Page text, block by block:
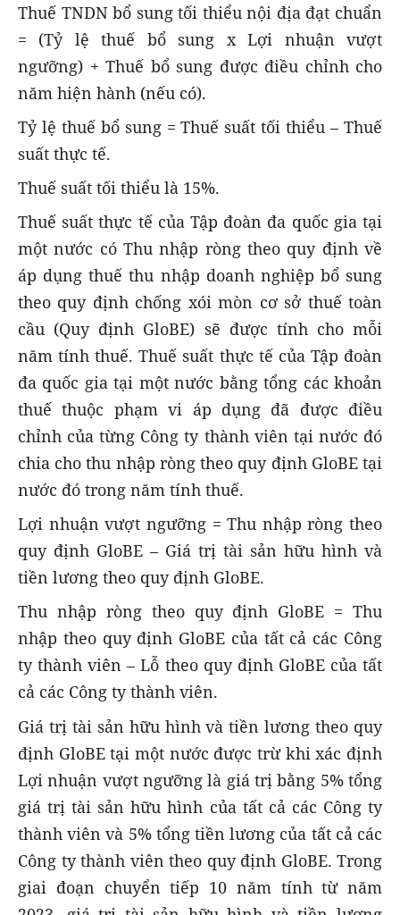
Thuế TNDN bổ sung tối thiểu nội địa đạt chuẩn
= (Tỷ lệ thuế bổ sung x Lợi nhuận vượt
ngưỡng) + Thuế bổ sung được điều chỉnh cho
năm hiện hành (nếu có).
Tỷ lệ thuế bổ sung = Thuế suất tối thiểu – Thuế
suất thực tế.
Thuế suất tối thiểu là 15%.
Thuế suất thực tế của Tập đoàn đa quốc gia tại
một nước có Thu nhập ròng theo quy định về
áp dụng thuế thu nhập doanh nghiệp bổ sung
theo quy định chống xói mòn cơ sở thuế toàn
cầu (Quy định GloBE) sẽ được tính cho mỗi
năm tính thuế. Thuế suất thực tế của Tập đoàn
đa quốc gia tại một nước bằng tổng các khoản
thuế thuộc phạm vi áp dụng đã được điều
chỉnh của từng Công ty thành viên tại nước đó
chia cho thu nhập ròng theo quy định GloBE tại
nước đó trong năm tính thuế.
Lợi nhuận vượt ngưỡng = Thu nhập ròng theo
quy định GloBE – Giá trị tài sản hữu hình và
tiền lương theo quy định GloBE.
Thu nhập ròng theo quy định GloBE = Thu
nhập theo quy định GloBE của tất cả các Công
ty thành viên – Lỗ theo quy định GloBE của tất
cả các Công ty thành viên.
Giá trị tài sản hữu hình và tiền lương theo quy
định GloBE tại một nước được trừ khi xác định
Lợi nhuận vượt ngưỡng là giá trị bằng 5% tổng
giá trị tài sản hữu hình của tất cả các Công ty
thành viênvà 5% tổng tiền lương của tất cả các
Công ty thành viên theo quy định GloBE. Trong
giai đoạn chuyển tiếp 10 năm tính từ năm